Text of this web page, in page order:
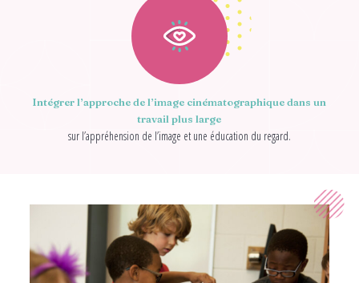
Intégrer l’approche de l’image cinématographique dans un
travail plus large
sur l’appréhension de l’image et une éducation du regard.